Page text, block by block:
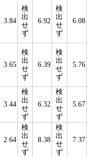
3.84
検
出
せ
ず
6.92
検
出
せ
ず
6.08
3.65
検
出
せ
ず
6.39
検
出
せ
ず
5.76
3.44
検
出
せ
ず
6.32
検
出
せ
ず
5.67
2.64
検
出
せ
ず
8.38
検
出
せ
ず
7.37